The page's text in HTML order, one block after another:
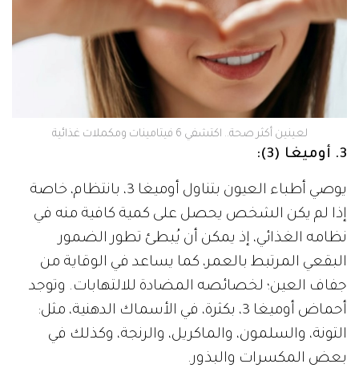
لعينين أكثر صحة.. اكتشفي 6 فيتامينات ومكملات غذائية
3. أوميغا (3):
يوصي أطباء العيون بتناول أوميغا 3، بانتظام، خاصة
إذا لم يكن الشخص يحصل على كمية كافية منه في
نظامه الغذائي، إذ يمكن أن يُبطئ تطور الضمور
البقعي المرتبط بالعمر، كما يساعد في الوقاية من
جفاف العين؛ لخصائصه المضادة للالتهابات. وتوجد
أحماض أوميغا 3، بكثرة، في الأسماك الدهنية، مثل:
التونة، والسلمون، والماكريل، والرنجة، وكذلك في
بعض المكسرات والبذور.